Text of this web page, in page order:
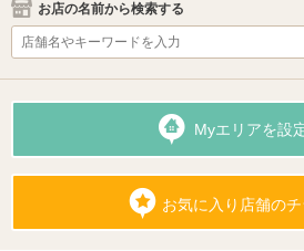
お店の名前から検索する
Myエリアを設
お気に入り店舗の